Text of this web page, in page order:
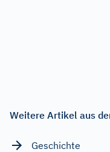
Weitere Artikel aus
Geschichte